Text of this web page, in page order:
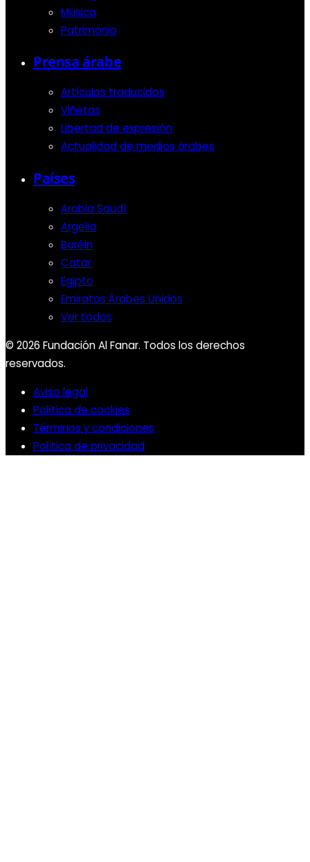
Música
Patrimonio
Prensa árabe
Artículos traducidos
Viñetas
Libertad de expresión
Actualidad de medios árabes
Países
Arabia Saudí
Argelia
Baréin
Catar
Egipto
Emiratos Árabes Unidos
Ver todos
© 2026 Fundación Al Fanar. Todos los derechos
reservados.
Aviso legal
Política de cookies
Términos y condiciones
Política de privacidad